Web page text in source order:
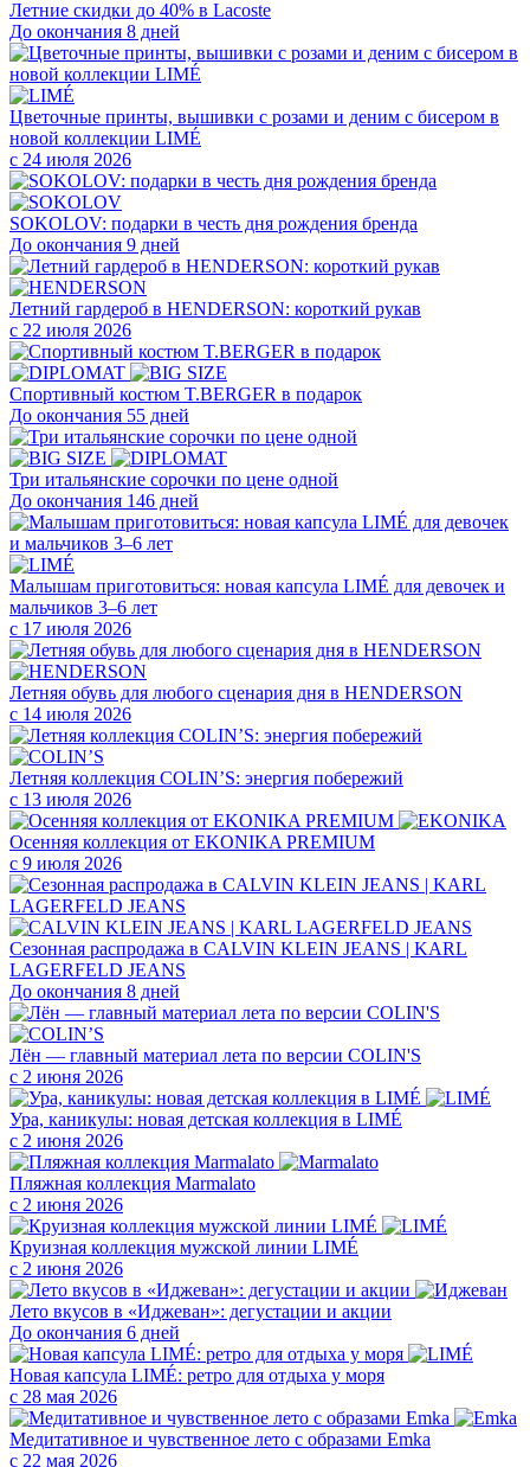
Летние скидки до 40% в Lacoste
До окончания 8 дней
Цветочные принты, вышивки с розами и деним с бисером в
новой коллекции LIMÉ
с 24 июля 2026
SOKOLOV: подарки в честь дня рождения бренда
До окончания 9 дней
Летний гардероб в HENDERSON: короткий рукав
с 22 июля 2026
Cпортивный костюм T.BERGER в подарок
До окончания 55 дней
Три итальянские сорочки по цене одной
До окончания 146 дней
Малышам приготовиться: новая капсула LIMÉ для девочек и
мальчиков 3–6 лет
с 17 июля 2026
Летняя обувь для любого сценария дня в HENDERSON
с 14 июля 2026
Летняя коллекция COLIN’S: энергия побережий
с 13 июля 2026
Осенняя коллекция от EKONIKA PREMIUM
с 9 июля 2026
Сезонная распродажа в CALVIN KLEIN JEANS | KARL
LAGERFELD JEANS
До окончания 8 дней
Лён — главный материал лета по версии COLIN'S
с 2 июня 2026
Ура, каникулы: новая детская коллекция в LIMÉ
с 2 июня 2026
Пляжная коллекция Marmalato
с 2 июня 2026
Круизная коллекция мужской линии LIMÉ
с 2 июня 2026
Лето вкусов в «Иджеван»: дегустации и акции
До окончания 6 дней
Новая капсула LIMÉ: ретро для отдыха у моря
с 28 мая 2026
Медитативное и чувственное лето с образами Emka
с 22 мая 2026